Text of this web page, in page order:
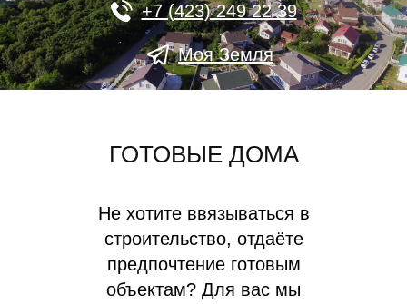
+7 (423) 249 22 39
Моя Земля
ГОТОВЫЕ ДОМА
Не хотите ввязываться в
строительство, отдаёте
предпочтение готовым
объектам? Для вас мы